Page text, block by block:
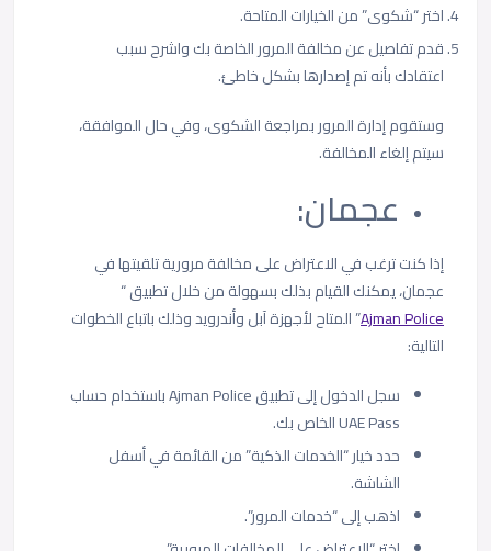
اختر “شكوى” من الخيارات المتاحة.
قدم تفاصيل عن مخالفة المرور الخاصة بك واشرح سبب
اعتقادك بأنه تم إصدارها بشكل خاطئ.
وستقوم إدارة المرور بمراجعة الشكوى، وفي حال الموافقة،
سيتم إلغاء المخالفة.
عجمان:
إذا كنت ترغب في الاعتراض على مخالفة مرورية تلقيتها في
عجمان، يمكنك القيام بذلك بسهولة من خلال تطبيق “
Ajman Police” المتاح لأجهزة آبل وأندرويد وذلك باتباع الخطوات
التالية:
سجل الدخول إلى تطبيق Ajman Police باستخدام حساب
UAE Pass الخاص بك.
حدد خيار “الخدمات الذكية” من القائمة في أسفل
الشاشة.
اذهب إلى “خدمات المرور”.